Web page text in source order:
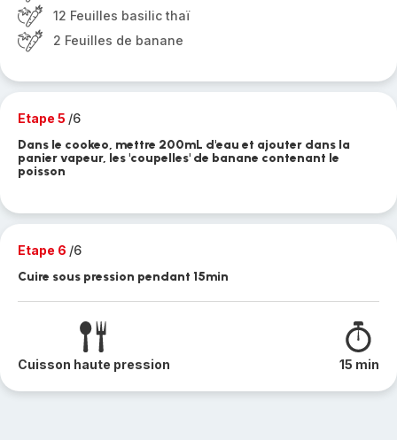
12 Feuilles basilic thaï
2 Feuilles de banane
Etape 5 /6
Dans le cookeo, mettre 200mL d'eau et ajouter dans la
panier vapeur, les 'coupelles' de banane contenant le
poisson
Etape 6 /6
Cuire sous pression pendant 15min
Cuisson haute pression 15 min